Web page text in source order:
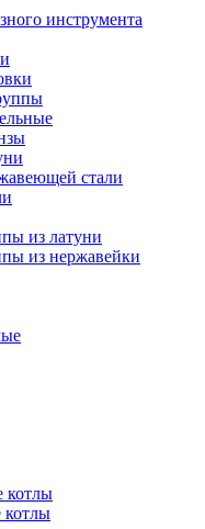
инструмента
стали
из латуни
из нержавейки
котлы
котлы